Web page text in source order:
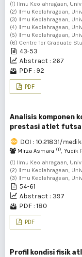
(1) Ilmu Keolahragaan,
(2) Ilmu Keolahragaan,
(3) Ilmu Keolahragaan,
(4) Ilmu Keolahragaan,
(5) Ilmu Keolahragaan,
(6) Centre for Graduate
43-53
Abstract : 267
PDF : 92
PDF
Analisis komponen
prestasi atlet futsal
DOI : 10.21831/
Mirza Asmara (1), Yudik
(1) Ilmu Keolahragaan,
(2) Ilmu Keolahragaan,
(3) Ilmu Keolahragaan,
54-61
Abstract : 397
PDF : 180
PDF
Profil kondisi fisik